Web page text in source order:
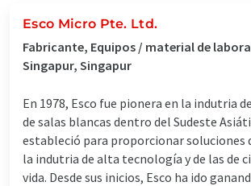
Esco Micro Pte. Ltd.
Fabricante, Equipos / material de
Singapur, Singapur
En 1978, Esco fue pionera en la indutria
de salas blancas dentro del Sudeste
estableció para proporcionar soluciones
la indutria de alta tecnología y de las de
vida. Desde sus inicios, Esco ha ido